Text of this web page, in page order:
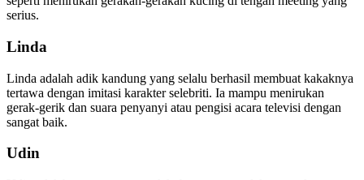
serius.
Linda
Linda adalah adik kandung yang selalu berhasil membuat kakaknya
tertawa dengan imitasi karakter selebriti. Ia mampu menirukan
gerak-gerik dan suara penyanyi atau pengisi acara televisi dengan
sangat baik.
Udin